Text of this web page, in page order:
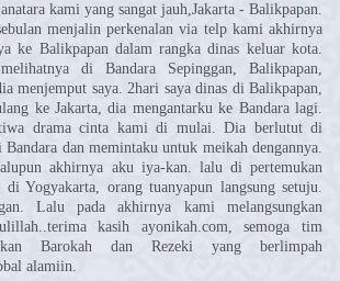
kami yang sangat jauh,Jakarta - Balikpapan.
menjalin perkenalan via telp kami akhirnya
ke Balikpapan dalam rangka dinas keluar kota.
di Bandara Sepinggan, Balikpapan,
menjemput saya. 2hari saya dinas di Balikpapan,
ke Jakarta, dia mengantarku ke Bandara lagi.
drama cinta kami di mulai. Dia berlutut di
Bandara dan memintaku untuk meikah dengannya.
akhirnya aku iya-kan. lalu di pertemukan
di Yogyakarta, orang tuanyapun langsung setuju.
Lalu pada akhirnya kami melangsungkan
kasih ayonikah.com, semoga tim
Barokah dan Rezeki yang berlimpah
alamiin.